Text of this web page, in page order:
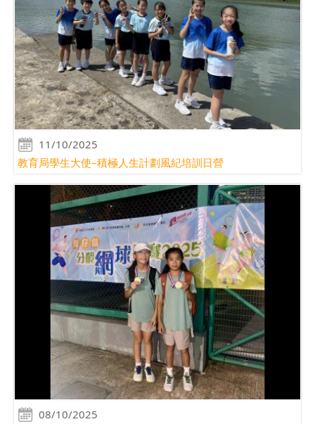
11/10/2025
教育局學生大使–積極人生計劃風紀培訓日營
08/10/2025